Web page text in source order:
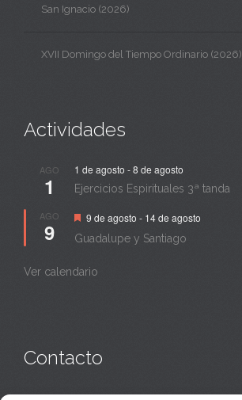
San Ignacio (2026)
XVII Domingo del Tiempo Ordinario (2026)
Actividades
AGO
1
1 de agosto -8 de agosto
Ejercicios Espirituales 3ª tanda
AGO
9
Destacado
9 de agosto - 14 de agosto
Guadalupe y Santiago
Ver calendario
Contacto